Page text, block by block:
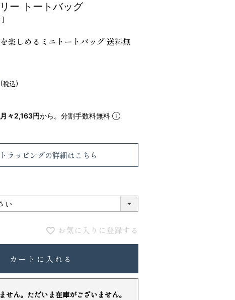
ァベット スエ
VIOLAdORO TRERO トレロ トー
トバッグ
31,900
ー トートバッグ
]
楽しめるミニトートバッグ 送料無
税込
月々2,163円から。分割手数料無料
ラッピングの詳細はこちら
お気に入りに登録する
カートに入れる
せん。ただいま在庫がございません。